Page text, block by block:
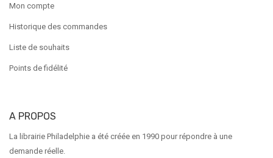
Mon compte
Historique des commandes
Liste de souhaits
Points de fidélité
A PROPOS
La librairie Philadelphie a été créée en 1990 pour répondre à une
demande réelle.